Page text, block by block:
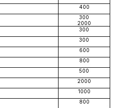
400
300
2000
300
300
600
800
500
2000
1000
800